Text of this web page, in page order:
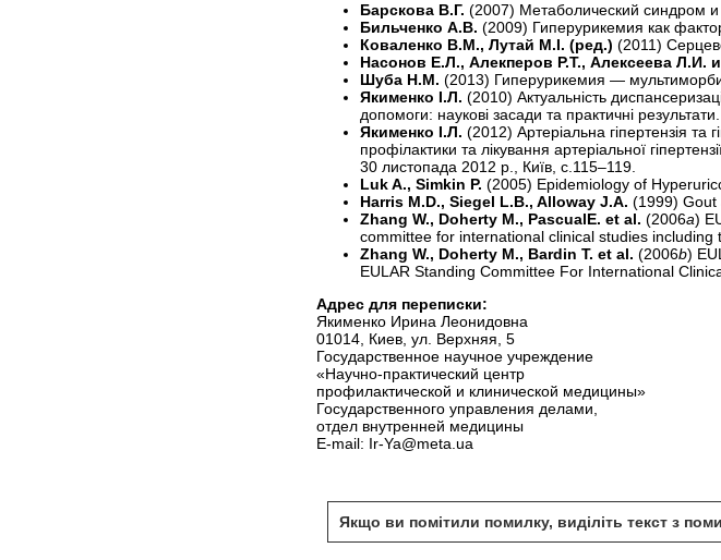
Барскова В.Г. (2007) Метаболический синдром
Бильченко А.В. (2009) Гиперурикемия как
Коваленко В.М., Лутай М.І. (ред.) (2011)
Насонов Е.Л., Алекперов Р.Т., Алексеева Л.И.
Шуба Н.М. (2013) Гиперурикемия —
Якименко І.Л. (2010) Актуальність
допомоги: наукові засади та практичні
Якименко І.Л. (2012) Артеріальна гіпертензія та
профілактики та лікування артеріальної
30 листопада 2012 р., Київ, с.115–119.
Luk A., Simkin P. (2005) Epidemiology of
Harris M.D., Siegel L.B., Alloway J.A. (1999) Gout
Zhang W., Doherty M., PascualE. et al. (2006a)
committee for international clinical studies including
Zhang W., Doherty M., Bardin T. et al. (2006b)
EULAR Standing Committee For International
Адрес для переписки:
Якименко Ирина Леонидовна
01014, Киев, ул. Верхняя, 5
Государственное научное учреждение
«Научно-практический центр
профилактической и клинической медицины»
Государственного управления делами,
отдел внутренней медицины
Е-mail: Ir-Ya@meta.ua
Якщо ви помітили помилку, виділіть текст з